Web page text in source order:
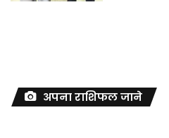
अपना राशिफल जाने